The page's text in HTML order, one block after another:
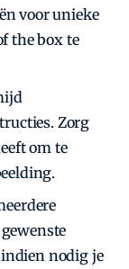
voor unieke
the box te
Zorg
om te
nodig je